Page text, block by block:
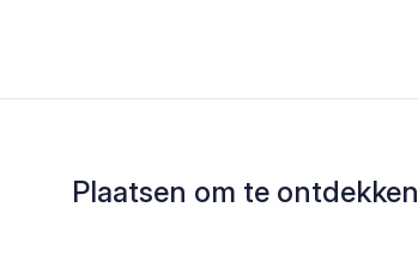
Plaatsen om te ontdekken